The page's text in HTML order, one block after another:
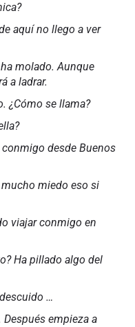
aquí no llego a ver
molado. Aunque
a ladrar.
¿Cómo se llama?
conmigo desde Buenos
mucho miedo eso si
viajar conmigo en
Ha pillado algo del
…
Después empieza a